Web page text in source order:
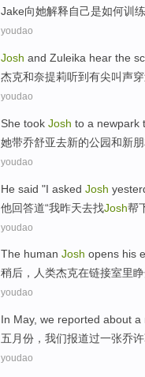
Jake向她解释自己是如何训练
youdao
Josh and Zuleika hear the
杰克和奈提莉听到有尖叫声
youdao
She took Josh to a newpark
她带乔舒亚去新的公园和新
youdao
He said "I asked Josh
他回答道“我昨天去找Josh帮
youdao
The human Josh opens his
稍后 ， 人类杰克在链接室里
youdao
In May, we reported about a
五月份 ， 我们报道过一张乔许
youdao